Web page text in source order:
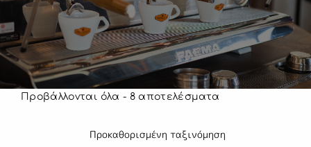
Προβάλλονται όλα - 8 αποτελέσματα